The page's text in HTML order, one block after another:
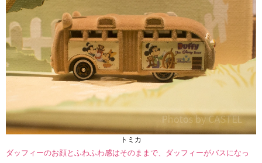
トミカ
ダッフィーのお顔とふわふわ感はそのままで、ダッフィーがバスになっ